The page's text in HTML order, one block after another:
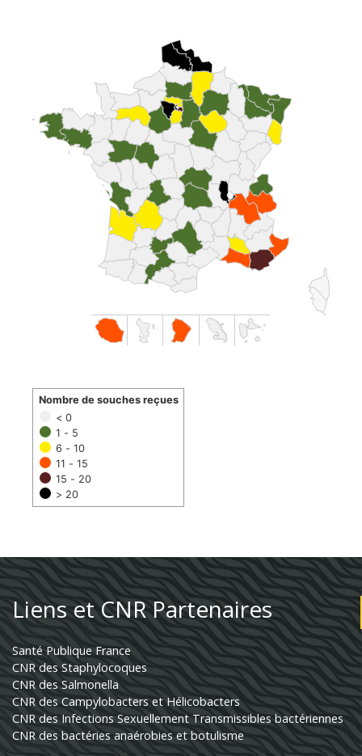
< 0
1 - 5
6 - 10
11 - 15
15 - 20
> 20
Nombre de souches reçues
Liens et CNR Partenaires
Santé Publique France
CNR des Staphylocoques
CNR des Salmonella
CNR des Campylobacters et Hélicobacters
CNR des Infections Sexuellement Transmissibles bactériennes
CNR des bactéries anaérobies et botulisme